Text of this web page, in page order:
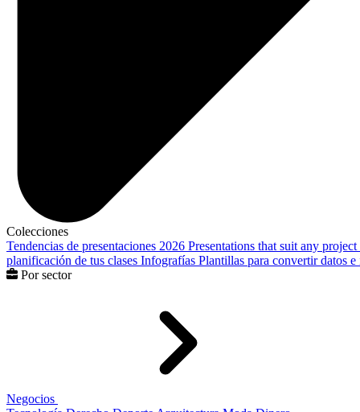
Colecciones
Tendencias de presentaciones 2026 Presentations that suit any project
planificación de tus clases Infografías Plantillas para convertir datos
Por sector
Negocios